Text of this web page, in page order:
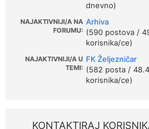
dnevno)
NAJAKTIVNIJI/A NA
FORUMU:
Arhiva
(590 postova /
korisnika/ce)
NAJAKTIVNIJI/A U
TEMI:
FK Željezničar
(582 posta /
korisnika/ce)
KONTAKTIRAJ